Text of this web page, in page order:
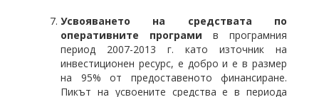
Усвояването на средствата по
оперативните програми в програмния
период 2007-2013 г. като източник на
инвестиционен ресурс, е добро и е в размер
на 95% от предоставеното финансиране.
Пикът на усвоените средства е в периода